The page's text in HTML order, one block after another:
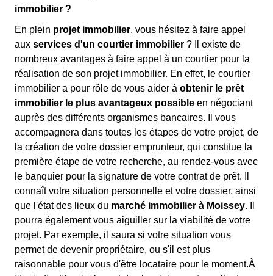
immobilier ?
En plein projet immobilier, vous hésitez à faire appel
aux services d'un courtier immobilier ? Il existe de
nombreux avantages à faire appel à un courtier pour la
réalisation de son projet immobilier. En effet, le courtier
immobilier a pour rôle de vous aider à obtenir le prêt
immobilier le plus avantageux possible en négociant
auprès des différents organismes bancaires. Il vous
accompagnera dans toutes les étapes de votre projet, de
la création de votre dossier emprunteur, qui constitue la
première étape de votre recherche, au rendez-vous avec
le banquier pour la signature de votre contrat de prêt. Il
connaît votre situation personnelle et votre dossier, ainsi
que l'état des lieux du marché immobilier à Moissey. Il
pourra également vous aiguiller sur la viabilité de votre
projet. Par exemple, il saura si votre situation vous
permet de devenir propriétaire, ou s'il est plus
raisonnable pour vous d'être locataire pour le moment.À